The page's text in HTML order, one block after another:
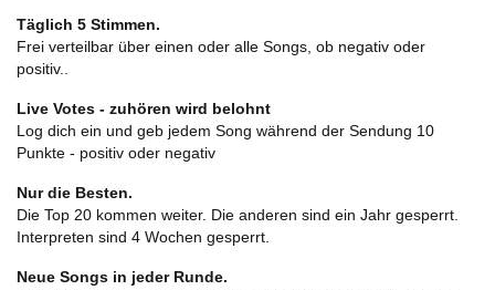
Täglich 5 Stimmen.
Frei verteilbar über einen oder alle Songs, ob negativ oder
positiv..
Live Votes - zuhören wird belohnt
Log dich ein und geb jedem Song während der Sendung 10
Punkte - positiv oder negativ
Nur die Besten.
Die Top 20 kommen weiter. Die anderen sind ein Jahr gesperrt.
Interpreten sind 4 Wochen gesperrt.
Neue Songs in jeder Runde.